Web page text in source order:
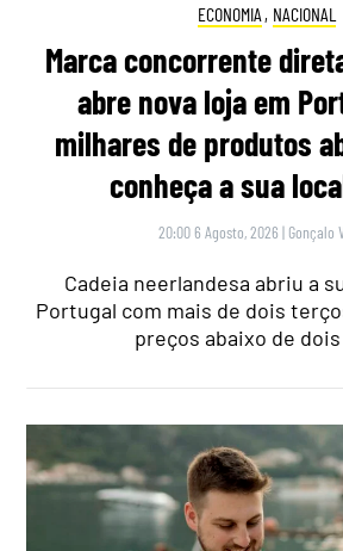
ECONOMIA , NACIONAL
Marca concorrente
abre nova loja em
milhares de produtos
conheça a sua
20:00 6 Agosto, 2026 | Gonçalo
Cadeia neerlandesa abriu a
Portugal com mais de dois
preços abaixo de